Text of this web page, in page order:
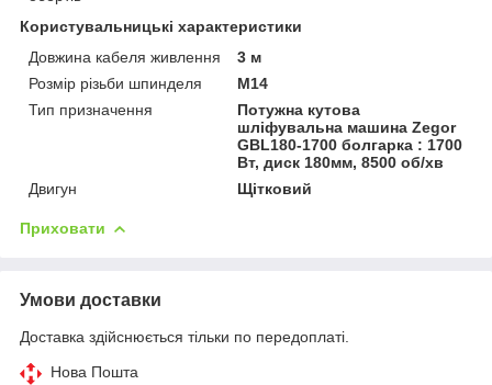
Користувальницькі характеристики
Довжина кабеля живлення
3 м
Розмір різьби шпинделя
M14
Тип призначення
Потужна кутова
шліфувальна машина Zegor
GBL180-1700 болгарка : 1700
Вт, диск 180мм, 8500 об/хв
Двигун
Щітковий
Приховати
Умови доставки
Доставка здійснюється тільки по передоплаті.
Нова Пошта